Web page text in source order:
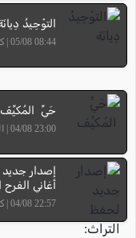
التوْحِيدُ
08:44 05/08 | كمال إبراهيم
حَيِّ المُكيِّفَ
23:00 04/08 | الدكتور حاتم جوعيه
إصدار جديد
أغاني
22:57 04/08 | كل العرب